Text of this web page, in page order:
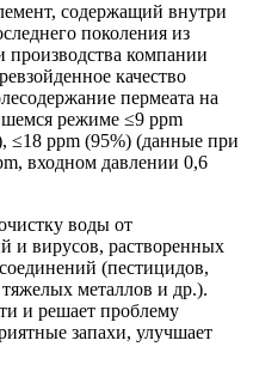
содержащий внутри
поколения из
компании
качество
пермеата на
режиме ≤9 ppm
≤18 ppm (95%) (данные при
входном давлении 0,6
воды от
и вирусов, растворенных
(пестицидов,
металлов и др.).
и решает проблему
запахи, улучшает